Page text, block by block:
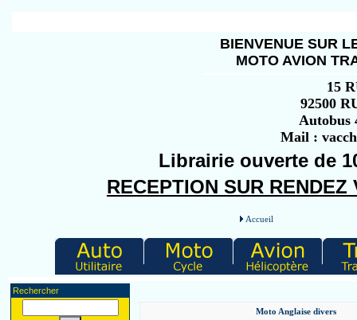
BIENVENUE SUR
MOTO AVION
15
92500
Autobus
Mail :
Librairie ouverte de
RECEPTION SUR
Accueil
Rechercher
Moto Anglaise divers